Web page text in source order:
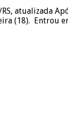
atualizada
(18). Entrou